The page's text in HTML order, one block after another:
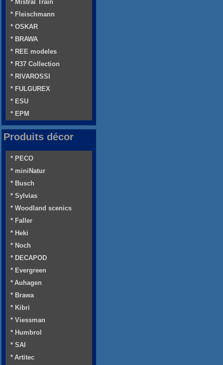
* Mistral Train
* Fleischmann
* OSKAR
* BRAWA
* REE modeles
* R37 Collection
* RIVAROSSI
* FULGUREX
* ESU
* EPM
Produits décor
* PECO
* miniNatur
* Busch
* Sylvias
* Woodland scenics
* Faller
* Heki
* Noch
* DECAPOD
* Evergreen
* Auhagen
* Brawa
* Kibri
* Viessman
* Humbrol
* SAI
* Artitec